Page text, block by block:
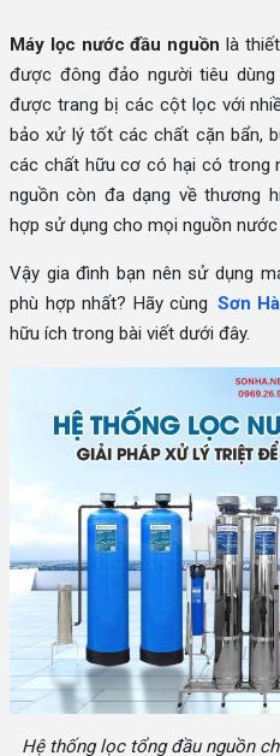
Máy lọc nước đầu nguồn là
được đông đảo người tiêu dùng
được trang bị các cột lọc với
bảo xử lý tốt các chất cặn bẩn,
các chất hữu cơ có hại có trong
nguồn còn đa dạng về thương
hợp sử dụng cho mọi nguồn
Vậy gia đình bạn nên sử dụng
phù hợp nhất? Hãy cùng Sơn Hà
hữu ích trong bài viết dưới đây.
Hệ thống lọc tổng đầu nguồn